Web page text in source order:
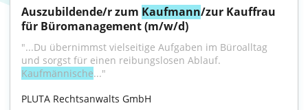
Auszubildende/r zum Kaufmann/zur Kauffrau
für Büromanagement (m/w/d)
"...Du übernimmst vielseitige Aufgaben im Büroalltag
Kaufmännische..."
PLUTA Rechtsanwalts GmbH